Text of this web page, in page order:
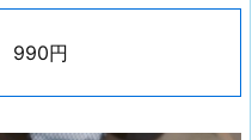
990円